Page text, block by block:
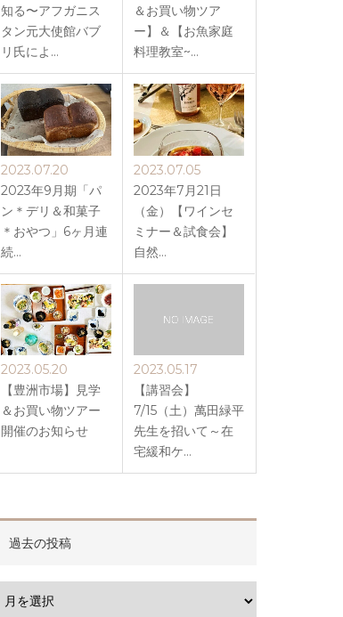
知る〜アフガニス
タン元大使館バブ
リ氏によ…
＆お買い物ツア
ー】＆【お魚家庭
料理教室~…
2023.07.20
2023年9月期「パ
ン＊デリ＆和菓子
＊おやつ」6ヶ月連
続…
2023.07.05
2023年7月21日
（金）【ワインセ
ミナー＆試食会】
自然…
2023.05.20
【豊洲市場】見学
＆お買い物ツアー
開催のお知らせ
2023.05.17
【講習会】
7/15（土）萬田緑平
先生を招いて～在
宅緩和ケ…
過去の投稿